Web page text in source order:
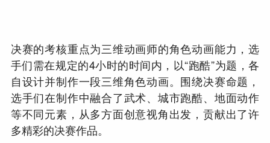
决赛的考核重点为三维动画师的角色动画能力，选
手们需在规定的4小时的时间内，以“跑酷”为题，各
自设计并制作一段三维角色动画。围绕决赛命题，
选手们在制作中融合了武术、城市跑酷、地面动作
等不同元素，从多方面创意视角出发，贡献出了许
多精彩的决赛作品。